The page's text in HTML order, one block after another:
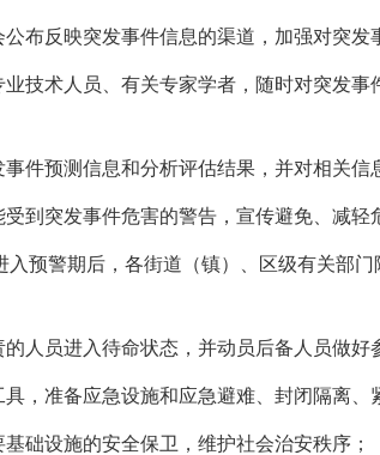
反映突发事件信息的渠道，加强对突发
术人员、有关专家学者，随时对突发事
预测信息和分析评估结果，并对相关信
突发事件危害的警告，宣传避免、减轻
警期后，各街道（镇）、区级有关部门
员进入待命状态，并动员后备人员做好
准备应急设施和应急避难、封闭隔离、
设施的安全保卫，维护社会治安秩序；